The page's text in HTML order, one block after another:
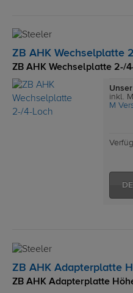
ZB AHK Wechselplatte
ZB AHK Wechselplatte 2-/
inkl.
M
ZB AHK Adapterplatte
ZB AHK Adapterplatte